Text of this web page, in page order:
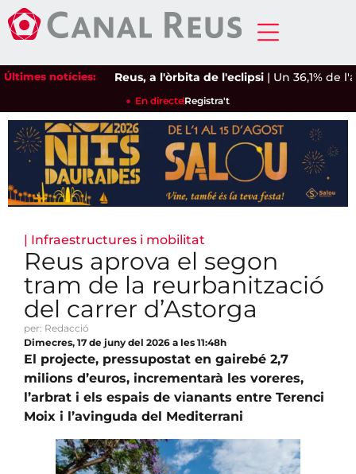
Últimes notícies:Reus, a l'òrbita de l'eclipsi|Un 36,1% de
En directeRegistra't
| Infraestructures i mobilitat
Reus aprova el segon
tram de la reurbanització
del carrer d’Astorga
per: Redacció
Dimecres, 17 de juny del 2026 a les 11:48h
El projecte, pressupostat en gairebé 2,7
milions d’euros, incrementarà les voreres,
l’arbrat i els espais de vianants entre Terenci
Moix i l’avinguda del Mediterrani